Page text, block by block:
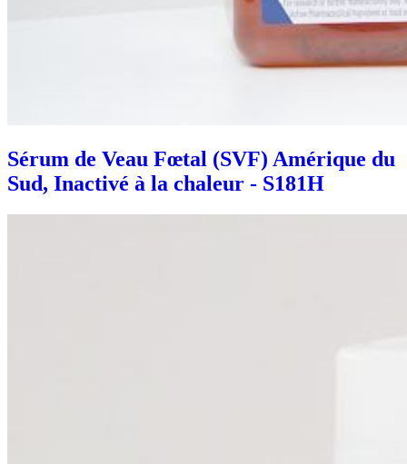
Sérum de Veau Fœtal (SVF) Amérique du
Sud, Inactivé à la chaleur - S181H